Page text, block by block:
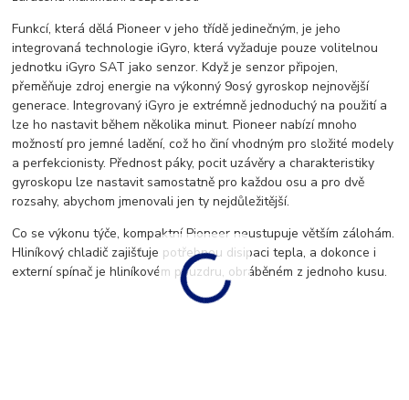
Funkcí, která dělá Pioneer v jeho třídě jedinečným, je jeho
integrovaná technologie iGyro, která vyžaduje pouze volitelnou
jednotku iGyro SAT jako senzor. Když je senzor připojen,
přeměňuje zdroj energie na výkonný 9osý gyroskop nejnovější
generace. Integrovaný iGyro je extrémně jednoduchý na použití a
lze ho nastavit během několika minut. Pioneer nabízí mnoho
možností pro jemné ladění, což ho činí vhodným pro složité modely
a perfekcionisty. Přednost páky, pocit uzávěry a charakteristiky
gyroskopu lze nastavit samostatně pro každou osu a pro dvě
rozsahy, abychom jmenovali jen ty nejdůležitější.
Co se výkonu týče, kompaktní Pioneer neustupuje větším zálohám.
Hliníkový chladič zajišťuje potřebnou disipaci tepla, a dokonce i
externí spínač je hliníkovém pouzdru, obráběném z jednoho kusu.